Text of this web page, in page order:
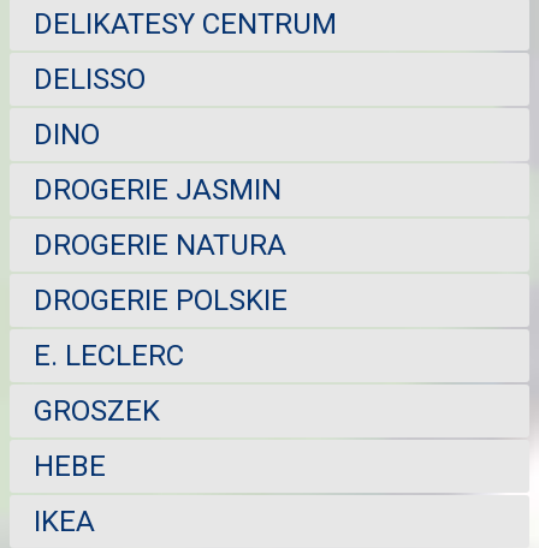
DELIKATESY CENTRUM
DELISSO
DINO
DROGERIE JASMIN
DROGERIE NATURA
DROGERIE POLSKIE
E. LECLERC
GROSZEK
HEBE
IKEA